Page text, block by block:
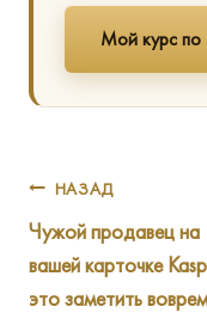
Мой курс по
Навигация
по
записям
НАЗАД
Чужой продавец на
вашей карточке
это заметить